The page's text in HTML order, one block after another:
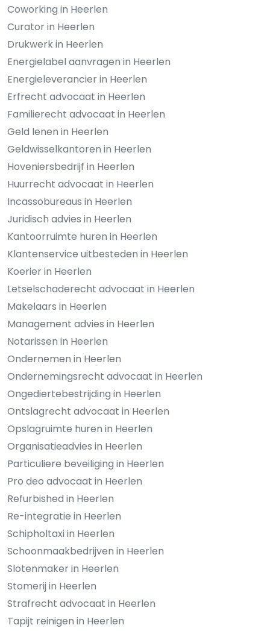
Coworking in Heerlen
Curator in Heerlen
Drukwerk in Heerlen
Energielabel aanvragen in Heerlen
Energieleverancier in Heerlen
Erfrecht advocaat in Heerlen
Familierecht advocaat in Heerlen
Geld lenen in Heerlen
Geldwisselkantoren in Heerlen
Hoveniersbedrijf in Heerlen
Huurrecht advocaat in Heerlen
Incassobureaus in Heerlen
Juridisch advies in Heerlen
Kantoorruimte huren in Heerlen
Klantenservice uitbesteden in Heerlen
Koerier in Heerlen
Letselschaderecht advocaat in Heerlen
Makelaars in Heerlen
Management advies in Heerlen
Notarissen in Heerlen
Ondernemen in Heerlen
Ondernemingsrecht advocaat in Heerlen
Ongediertebestrijding in Heerlen
Ontslagrecht advocaat in Heerlen
Opslagruimte huren in Heerlen
Organisatieadvies in Heerlen
Particuliere beveiliging in Heerlen
Pro deo advocaat in Heerlen
Refurbished in Heerlen
Re-integratie in Heerlen
Schipholtaxi in Heerlen
Schoonmaakbedrijven in Heerlen
Slotenmaker in Heerlen
Stomerij in Heerlen
Strafrecht advocaat in Heerlen
Tapijt reinigen in Heerlen